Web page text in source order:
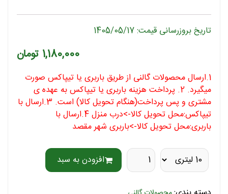
تاریخ بروزرسانی قیمت: 1405/05/17
1,180,000 تومان
1.ارسال محصولات گالنی از طریق باربری یا تیپاکس صورت
میگیرد. 2. پرداخت هزینه باربری یا تیپاکس به عهده ی
مشتری و پس پرداخت(هنگام تحویل کالا) است. 3.ارسال با
تیپاکس:محل تحویل کالا->درب منزل 4.ارسال با
باربری:محل تحویل کالا->باربری شهر مقصد
افزودن به سبد